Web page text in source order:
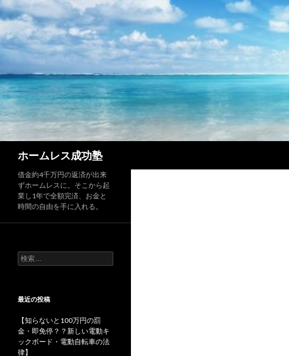
ホームレス成功塾
借金約4千万円の返済が出来
ずホームレスに。そこから起
業し1年で全額完済、お金と
時間の自由を手に入れる。
検
索:
最近の投稿
【知らないと100万円の罰
金・即免停？？新しい電動キ
ックボード・電動自転車の法
律】